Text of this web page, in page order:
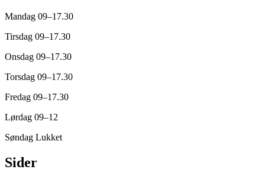
Mandag 09–17.30
Tirsdag 09–17.30
Onsdag 09–17.30
Torsdag 09–17.30
Fredag 09–17.30
Lørdag 09–12
Søndag Lukket
Sider